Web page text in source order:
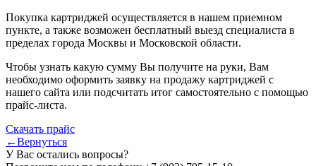
Покупка картриджей осуществляется в нашем приемном
пункте, а также возможен бесплатный выезд специалиста в
пределах города Москвы и Московской области.
Чтобы узнать какую сумму Вы получите на руки, Вам
необходимо оформить заявку на продажу картриджей с
нашего сайта или подсчитать итог самостоятельно с помощью
прайс-листа.
Скачать прайс
←Вернуться
У Вас остались вопросы?